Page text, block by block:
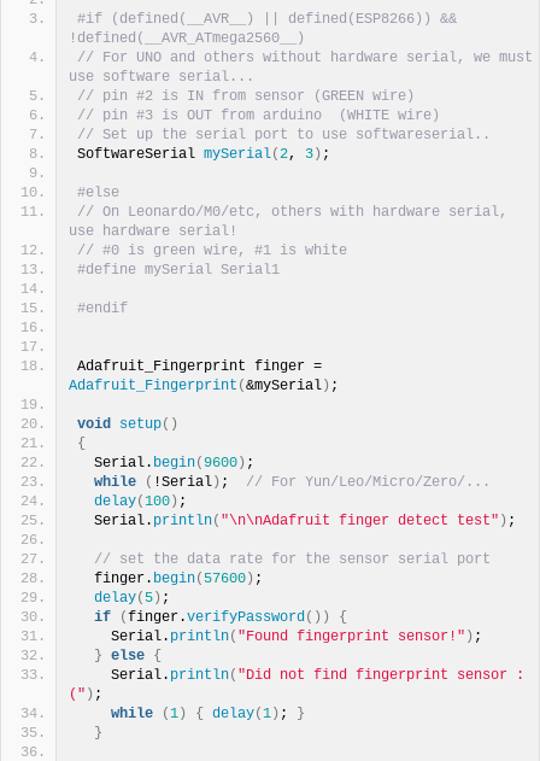
#if (defined(__AVR__) || defined(ESP8266)) &&
!defined(__AVR_ATmega2560__)
// For UNO and others without hardware serial, we must
use software serial...
// pin #2 is IN from sensor (GREEN wire)
// pin #3 is OUT from arduino  (WHITE wire)
// Set up the serial port to use softwareserial..
SoftwareSerial mySerial(2, 3) ;
#else
// On Leonardo/M0/etc, others with hardware serial,
use hardware serial!
// #0 is green wire, #1 is white
#define mySerial Serial1
#endif
Adafruit_Fingerprint (&mySerial) ;
void setup()
{
  Serial.
begin(9600) ;
while
( !Serial) ; // For Yun/Leo/Micro/Zero/...
delay(100) ;
  Serial.
println( "\n\nAdafruit finger detect test" ) ;
// set the data rate for the sensor serial port
  finger.
begin( 57600) ;
delay( 5) ;
if
(finger.verifyPassword())
{
    Serial.
println( "Found fingerprint sensor!" ) ;
} else {
    Serial.
println( "Did not find fingerprint sensor :
(" ) ;
while
(1) { delay(1) ; }
}